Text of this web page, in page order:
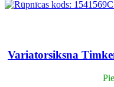
Variatorsiksna